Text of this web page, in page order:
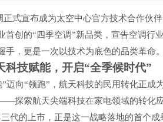
正式宣布成为太空中心官方技术合作
首创的“四季空调”新品类，宣告空调行
手，更是一次以技术为底色的品类革命
科技赋能，开启“全季候时代”
迈向“领跑”，航天科技的民用转化正
探索航天尖端科技在家电领域的转化
代的上市，正是这一战略落地的首个